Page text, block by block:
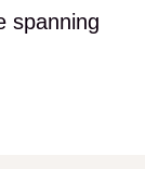
spanning